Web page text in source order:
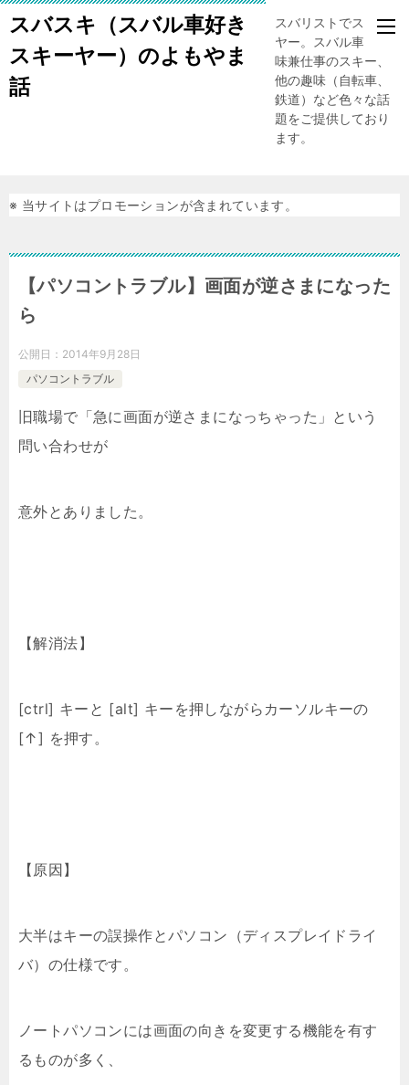
スバスキ（スバル車好き
スキーヤー）のよもやま
話
スバリストでスキー
ヤー。スバル車、趣
味兼仕事のスキー、
他の趣味（自転車、
鉄道）など色々な話
題をご提供しており
ます。
※ 当サイトはプロモーションが含まれています。
【パソコントラブル】画面が逆さまになった
ら
公開日： 2014年9月28日
パソコントラブル
旧職場で「急に画面が逆さまになっちゃった」という
問い合わせが
意外とありました。
【解消法】
[ctrl] キーと [alt] キーを押しながらカーソルキーの
[↑] を押す。
【原因】
大半はキーの誤操作とパソコン（ディスプレイドライ
バ）の仕様です。
ノートパソコンには画面の向きを変更する機能を有す
るものが多く、